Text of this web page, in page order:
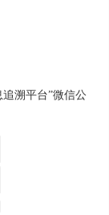
溯平台”微信公